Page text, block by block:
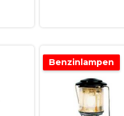
Benzinlampen